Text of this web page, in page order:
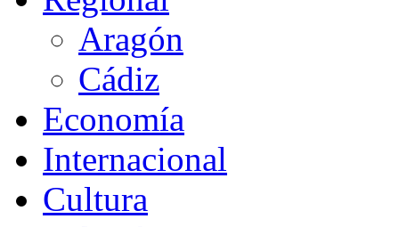
Aragón
Cádiz
Economía
Internacional
Cultura